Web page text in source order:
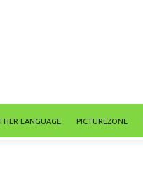
LANGUAGE PICTUREZONE